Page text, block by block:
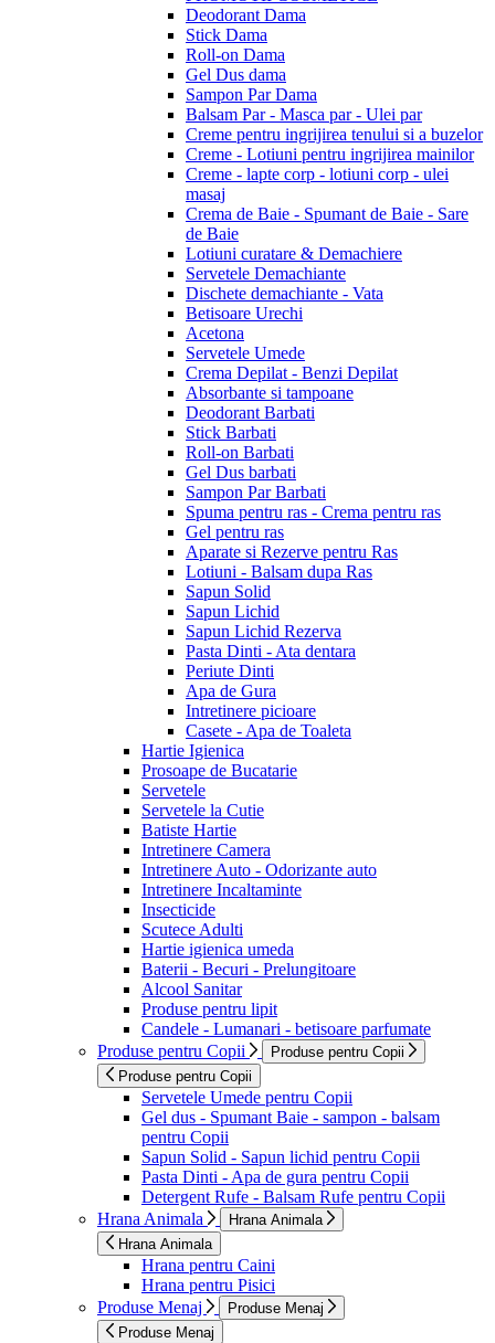
Deodorant Dama
Stick Dama
Roll-on Dama
Gel Dus dama
Sampon Par Dama
Balsam Par - Masca par - Ulei par
Creme pentru ingrijirea tenului si a buzelor
Creme - Lotiuni pentru ingrijirea mainilor
Creme - lapte corp - lotiuni corp - ulei
masaj
Crema de Baie - Spumant de Baie - Sare
de Baie
Lotiuni curatare & Demachiere
Servetele Demachiante
Dischete demachiante - Vata
Betisoare Urechi
Acetona
Servetele Umede
Crema Depilat - Benzi Depilat
Absorbante si tampoane
Deodorant Barbati
Stick Barbati
Roll-on Barbati
Gel Dus barbati
Sampon Par Barbati
Spuma pentru ras - Crema pentru ras
Gel pentru ras
Aparate si Rezerve pentru Ras
Lotiuni - Balsam dupa Ras
Sapun Solid
Sapun Lichid
Sapun Lichid Rezerva
Pasta Dinti - Ata dentara
Periute Dinti
Apa de Gura
Intretinere picioare
Casete - Apa de Toaleta
Hartie Igienica
Prosoape de Bucatarie
Servetele
Servetele la Cutie
Batiste Hartie
Intretinere Camera
Intretinere Auto - Odorizante auto
Intretinere Incaltaminte
Insecticide
Scutece Adulti
Hartie igienica umeda
Baterii - Becuri - Prelungitoare
Alcool Sanitar
Produse pentru lipit
Candele - Lumanari - betisoare parfumate
Produse pentru Copii
Produse pentru Copii
Produse pentru Copii
Servetele Umede pentru Copii
Gel dus - Spumant Baie - sampon - balsam
pentru Copii
Sapun Solid - Sapun lichid pentru Copii
Pasta Dinti - Apa de gura pentru Copii
Detergent Rufe - Balsam Rufe pentru Copii
Hrana Animala
Hrana Animala
Hrana Animala
Hrana pentru Caini
Hrana pentru Pisici
Produse Menaj
Produse Menaj
Produse Menaj